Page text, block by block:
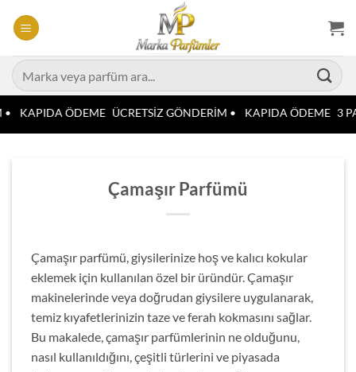
atla
Ara:
KAPIDA ÖDEME ÜCRETSİZ GÖNDERİM • KAPIDA ÖDEME 3
Çamaşır Parfümü
Çamaşır parfümü, giysilerinize hoş ve kalıcı kokular
eklemek için kullanılan özel bir üründür. Çamaşır
makinelerinde veya doğrudan giysilere uygulanarak,
temiz kıyafetlerinizin taze ve ferah kokmasını sağlar.
Bu makalede, çamaşır parfümlerinin ne olduğunu,
nasıl kullanıldığını, çeşitli türlerini ve piyasada